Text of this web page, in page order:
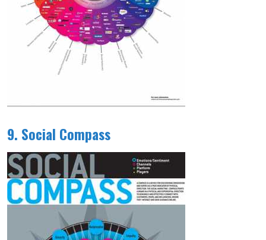
9. Social Compass